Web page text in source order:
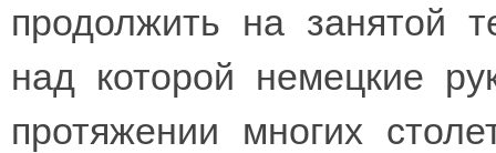
продолжить на занятой
над которой немецкие
протяжении многих